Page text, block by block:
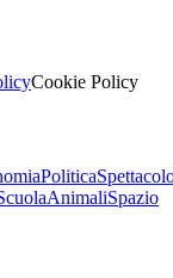
Cookie Policy
Politica
AnimaliSpazio